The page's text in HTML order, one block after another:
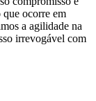
que ocorre em
a agilidade na
irrevogável com